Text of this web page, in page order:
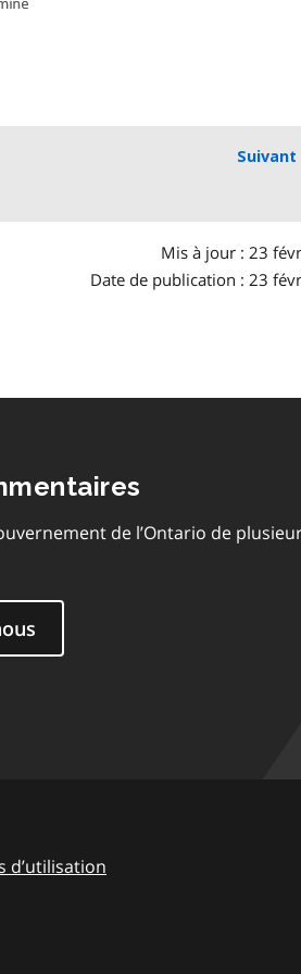
Suivant
Mis à jour : 23
Date de publication : 23
de l’Ontario de
d’utilisation